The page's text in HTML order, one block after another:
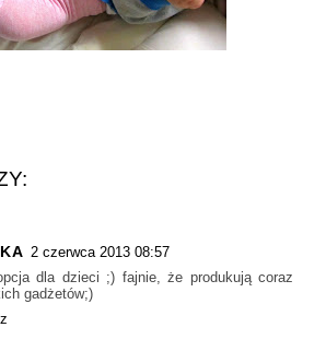
2 czerwca 2013 08:57
dla dzieci ;) fajnie, że produkują coraz
gadżetów;)